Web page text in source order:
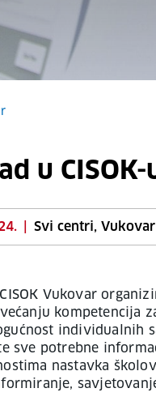
u
Svi centri, Vukovar
Vukovar
kompetencija
individualnih
sve potrebne
nastavka